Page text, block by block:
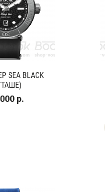
SEA BLACK
р.